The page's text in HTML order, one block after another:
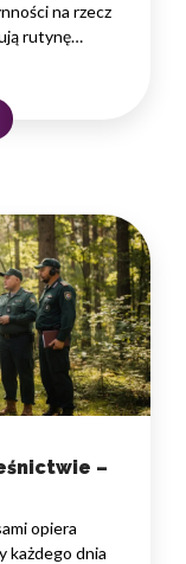
na rzecz
rutynę
–
opiera
każdego dnia